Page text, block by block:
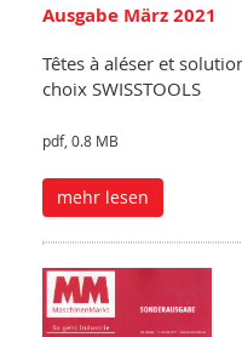
Ausgabe März 2021
Têtes à aléser et
choix SWISSTOOLS
pdf, 0.8 MB
mehr lesen